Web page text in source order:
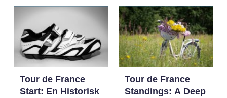
Tour de France
Start: En Historisk
Tour de France
Standings: A Deep